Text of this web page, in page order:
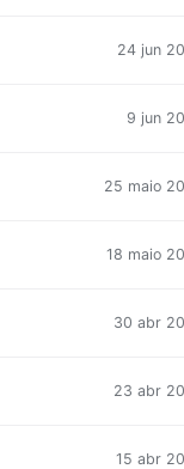
24 jun
9 jun
25 maio
18 maio
30 abr
23 abr
15 abr